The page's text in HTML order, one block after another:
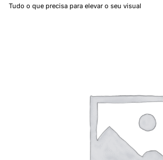
Tudo o que precisa para elevar o seu visual